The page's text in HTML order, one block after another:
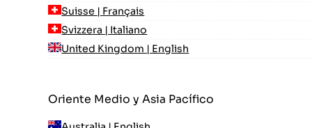
Suisse | Français
Svizzera | Italiano
United Kingdom | English
Oriente Medio y Asia Pacífico